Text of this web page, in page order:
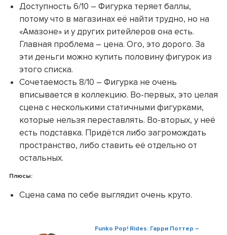
Доступность 6/10 – Фигурка теряет баллы,
потому что в магазинах её найти трудно, но на
«Амазоне» и у других ритейлеров она есть.
Главная проблема – цена. Ого, это дорого. За
эти деньги можно купить половину фигурок из
этого списка.
Сочетаемость 8/10 – Фигурка не очень
вписывается в коллекцию. Во-первых, это целая
сцена с несколькими статичными фигурками,
которые нельзя переставлять. Во-вторых, у неё
есть подставка. Придётся либо загромождать
пространство, либо ставить её отдельно от
остальных.
Плюсы:
Сцена сама по себе выглядит очень круто.
Funko Pop! Rides: Гарри Поттер –